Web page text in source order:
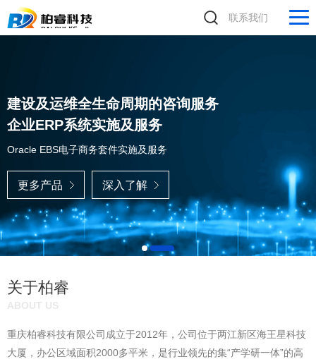
联系我们
建设及运维全生命周期的咨询服务
企业ERP系统实施及服务
Oracle EBS电子商务套件实施及服务
更多产品 深入了解
关于柏睿
重庆柏睿科技有限公司成立于2012年，公司位于两江新区海王星科技
大厦，办公区域面积2000多平米，是行业领先的集“产学研一体”的高